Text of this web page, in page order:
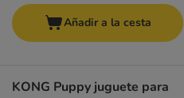
Añadir a la cesta
KONG Puppy juguete para